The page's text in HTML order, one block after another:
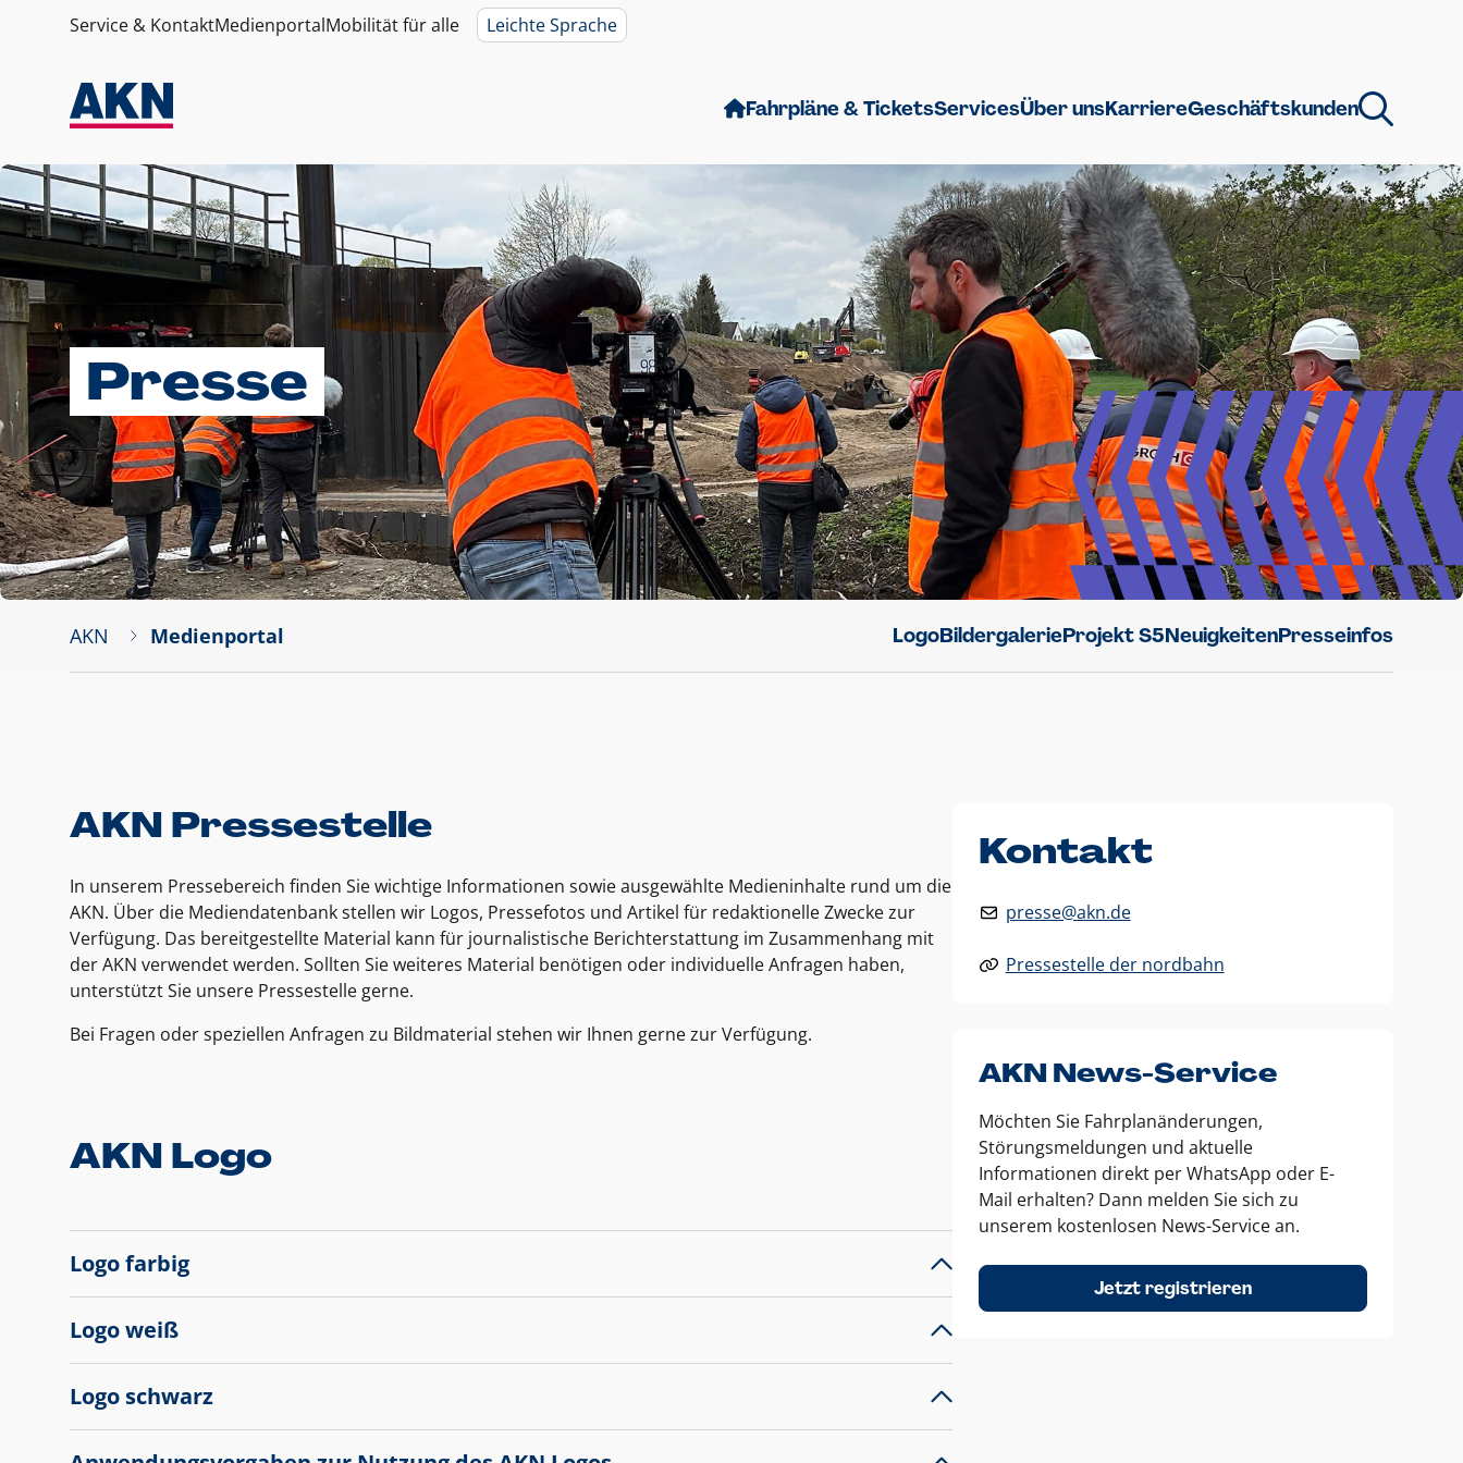
Service & KontaktMedienportalMobilität für alle Leichte Sprache
Fahrpläne & TicketsServicesÜber unsKarriereGeschäftskunden
Presse
AKN Medienportal LogoBildergalerieProjekt S5NeuigkeitenPresseinfos
AKN Pressestelle
In unserem Pressebereich finden Sie wichtige Informationen sowie ausgewählte Medieninhalte rund um die
AKN. Über die Mediendatenbank stellen wir Logos, Pressefotos und Artikel für redaktionelle Zwecke zur
Verfügung. Das bereitgestellte Material kann für journalistische Berichterstattung im Zusammenhang mit
der AKN verwendet werden. Sollten Sie weiteres Material benötigen oder individuelle Anfragen haben,
unterstützt Sie unsere Pressestelle gerne.
Bei Fragen oder speziellen Anfragen zu Bildmaterial stehen wir Ihnen gerne zur Verfügung.
AKN Logo
Logo farbig
Logo weiß
Logo schwarz
Kontakt
presse@akn.de
Pressestelle der nordbahn
AKN News-Service
Möchten Sie Fahrplanänderungen,
Störungsmeldungen und aktuelle
Informationen direkt per WhatsApp oder E-
Mail erhalten? Dann melden Sie sich zu
unserem kostenlosen News-Service an.
Jetzt registrieren